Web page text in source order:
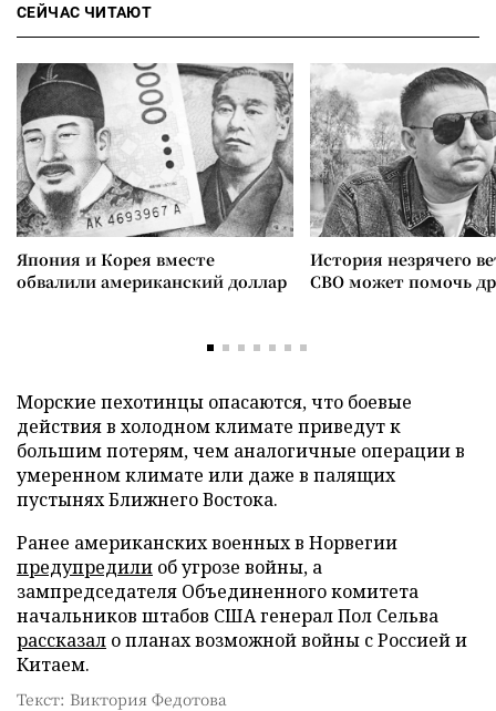
СЕЙЧАС ЧИТАЮТ
Япония и Корея вместе
обвалили американский доллар
История незрячего
СВО может помочь
Морские пехотинцы опасаются, что боевые
действия в холодном климате приведут к
большим потерям, чем аналогичные операции в
умеренном климате или даже в палящих
пустынях Ближнего Востока.
Ранее американских военных в Норвегии
предупредили об угрозе войны, а
зампредседателя Объединенного комитета
начальников штабов США генерал Пол Сельва
рассказал о планах возможной войны с Россией и
Китаем.
Текст: Виктория Федотова